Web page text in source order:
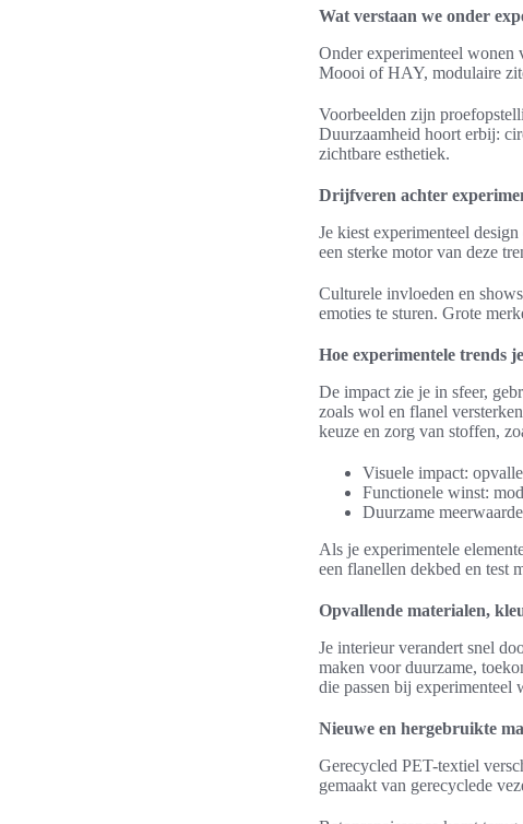
Wat verstaan we onder
Onder experimenteel wonen
Moooi of HAY, modulaire
Voorbeelden zijn
Duurzaamheid hoort erbij:
zichtbare esthetiek.
Drijfveren achter
Je kiest experimenteel
een sterke motor van deze
Culturele invloeden en
emoties te sturen. Grote
Hoe experimentele trends
De impact zie je in sfeer,
zoals wol en flanel
keuze en zorg van stoffen,
Visuele impact:
Functionele winst:
Duurzame
Als je experimentele
een flanellen dekbed en test
Opvallende materialen,
Je interieur verandert snel
maken voor duurzame,
die passen bij experimenteel
Nieuwe en hergebruikte
Gerecycled PET-textiel
gemaakt van gerecyclede